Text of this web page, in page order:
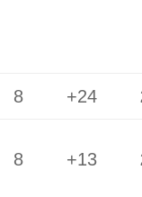
8 +24
8 +13